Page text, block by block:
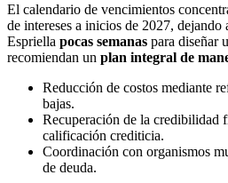
El calendario de vencimientos
de intereses a inicios de 2027, dejando
Espriella pocas semanas para diseñar
recomiendan un plan integral de
Reducción de costos mediante
bajas.
Recuperación de la credibilidad
calificación crediticia.
Coordinación con organismos
de deuda.